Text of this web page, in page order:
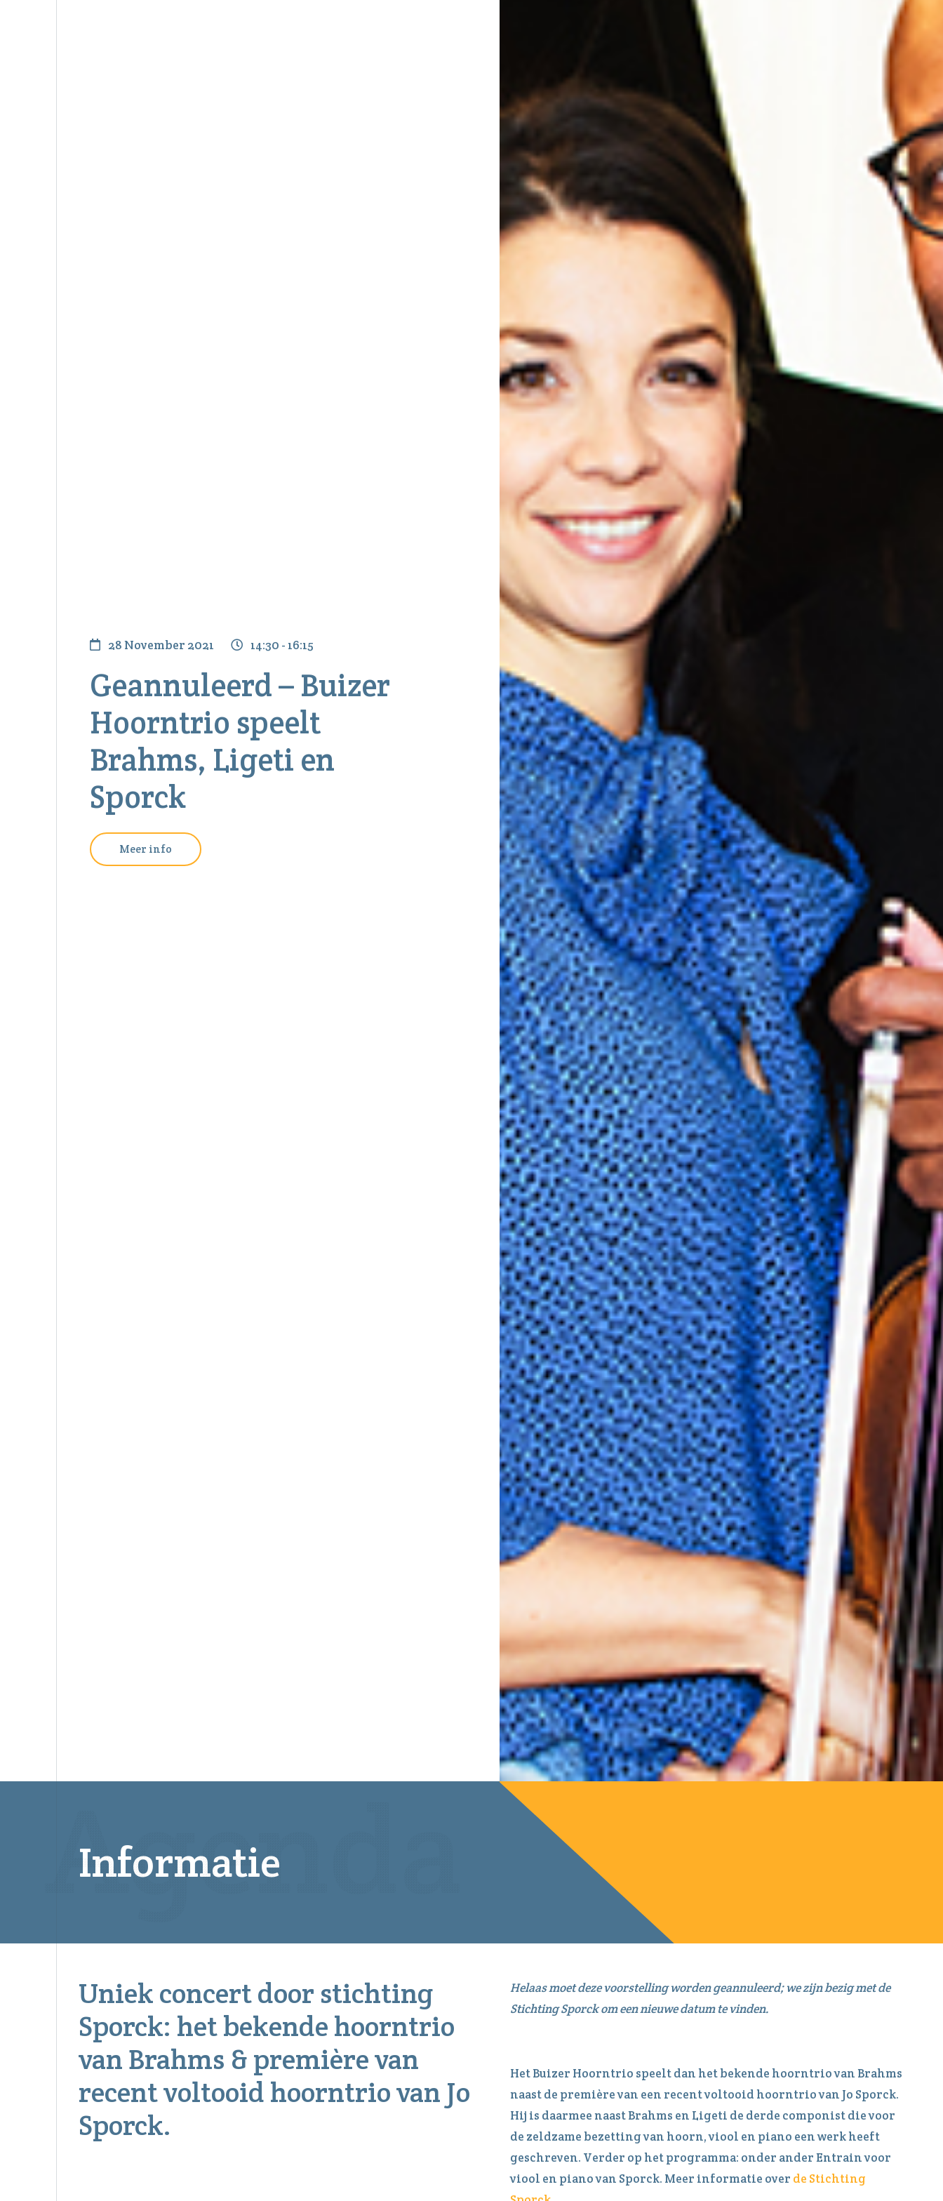
28 November 2021 14:30 - 16:15
Geannuleerd – Buizer
Hoorntrio speelt
Brahms, Ligeti en
Sporck
Meer info
Informatie
Uniek concert door stichting
Sporck: het bekende hoorntrio
van Brahms & première van
recent voltooid hoorntrio van Jo
Sporck.
Helaas moet deze voorstelling worden geannuleerd; we zijn bezig met de
Stichting Sporck om een nieuwe datum te vinden.
Het Buizer Hoorntrio speelt dan het bekende hoorntrio van Brahms
naast de première van een recent voltooid hoorntrio van Jo Sporck.
Hij is daarmee naast Brahms en Ligeti de derde componist die voor
de zeldzame bezetting van hoorn, viool en piano een werk heeft
geschreven. Verder op het programma: onder ander Entrain voor
viool en piano van Sporck. Meer informatie over de Stichting